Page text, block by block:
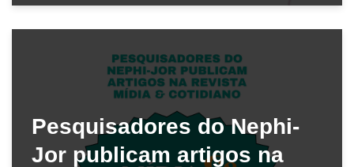
Pesquisadores do Nephi-
Jor publicam artigos na